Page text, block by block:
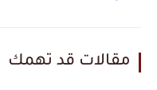
مقالات قد تهمك